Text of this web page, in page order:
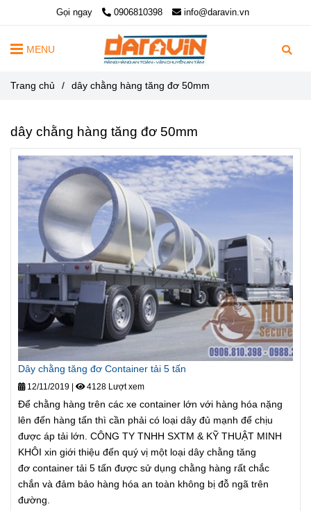
Gọi ngay 0906810398 info@daravin.vn
MENU
Trang chủ / dây chằng hàng tăng đơ 50mm
dây chằng hàng tăng đơ 50mm
Dây chằng tăng đơ Container tải 5 tấn
12/11/2019 4128 Lượt xem
Để chằng hàng trên các xe container lớn với hàng hóa nặng
lên đến hàng tấn thì cần phải có loại dây đủ mạnh để chịu
được áp tải lớn. CÔNG TY TNHH SXTM & KỸ THUẬT MINH
KHÔI xin giới thiệu đến quý vị một loại dây chằng tăng
đơ container tải 5 tấn được sử dụng chằng hàng rất chắc
chắn và đảm bảo hàng hóa an toàn không bị đỗ ngã trên
đường.